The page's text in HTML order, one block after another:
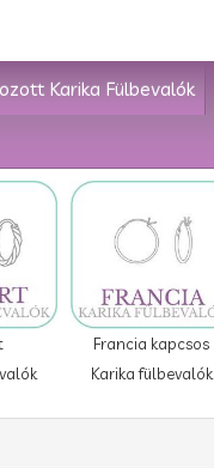
Karika Fülbevalók
Francia kapcsos
Karika fülbevalók